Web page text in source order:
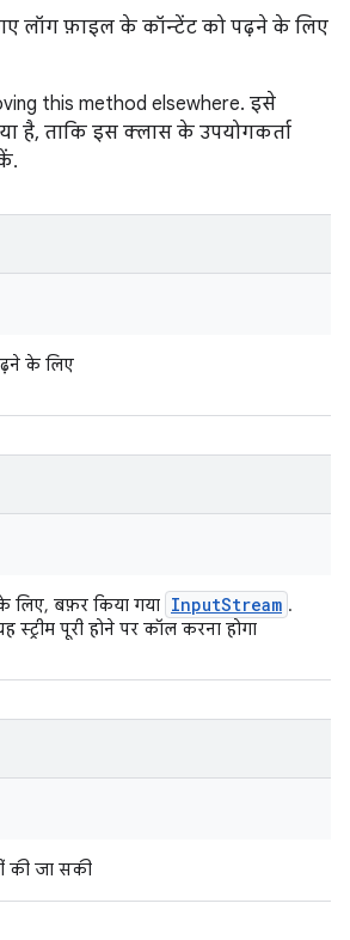
लॉग फ़ाइल के कॉन्टेंट को पढ़ने के लिए
this method elsewhere. इसे
है, ताकि इस क्लास के उपयोगकर्ता
के लिए
लिए, बफ़र किया गया InputStream .
पूरी होने पर कॉल करना होगा
की जा सकी